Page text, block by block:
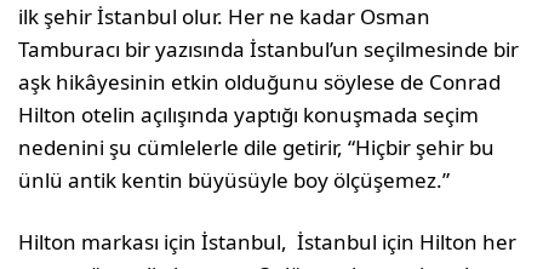
ilk şehir İstanbul olur. Her ne kadar Osman
Tamburacı bir yazısında İstanbul’un seçilmesinde bir
aşk hikâyesinin etkin olduğunu söylese de Conrad
Hilton otelin açılışında yaptığı konuşmada seçim
nedenini şu cümlelerle dile getirir, “Hiçbir şehir bu
ünlü antik kentin büyüsüyle boy ölçüşemez.”
Hilton markası için İstanbul, İstanbul için Hilton her